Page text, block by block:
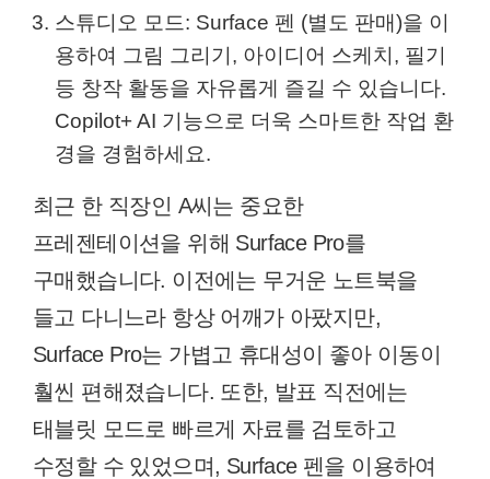
스튜디오 모드: Surface 펜 (별도 판매)을 이
용하여 그림 그리기, 아이디어 스케치, 필기
등 창작 활동을 자유롭게 즐길 수 있습니다.
Copilot+ AI 기능으로 더욱 스마트한 작업 환
경을 경험하세요.
최근 한 직장인 A씨는 중요한
프레젠테이션을 위해 Surface Pro를
구매했습니다. 이전에는 무거운 노트북을
들고 다니느라 항상 어깨가 아팠지만,
Surface Pro는 가볍고 휴대성이 좋아 이동이
훨씬 편해졌습니다. 또한, 발표 직전에는
태블릿 모드로 빠르게 자료를 검토하고
수정할 수 있었으며, Surface 펜을 이용하여